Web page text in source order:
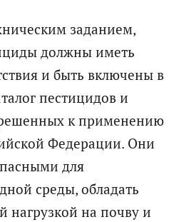
заданием,
должны иметь
и быть включены в
пестицидов и
к применению
Федерации. Они
для
среды, обладать
нагрузкой на почву и